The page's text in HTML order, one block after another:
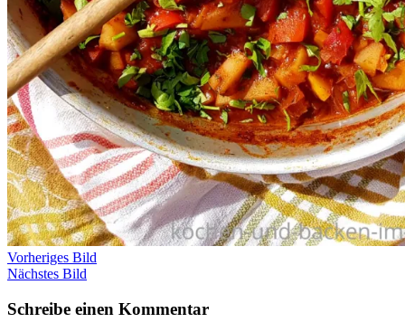
Vorheriges Bild
Nächstes Bild
Schreibe einen Kommentar